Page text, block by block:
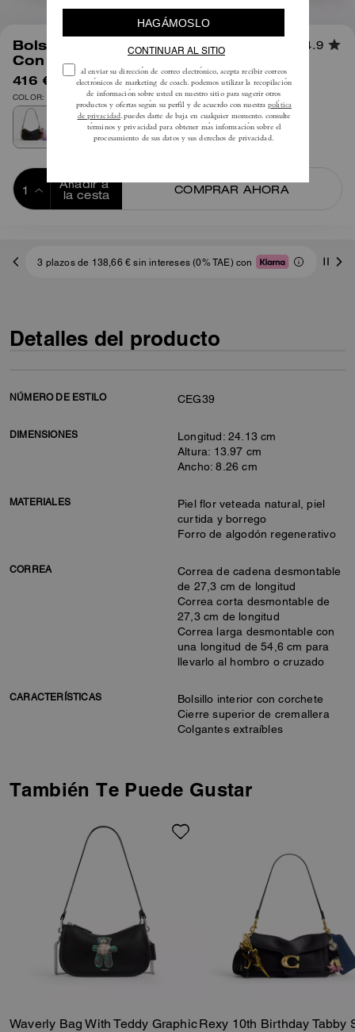
Bolso Waverly Rexy 10th Birthday
Con Charms
4.9
416 € 595 €
COLOR: Latón/Negro
Añadir a
la cesta
COMPRAR AHORA
3 plazos de 138,66 € sin intereses (0% TAE) con
Detalles del producto
NÚMERO DE ESTILO CEG39
DIMENSIONES
Longitud: 24.13 cm
Altura: 13.97 cm
Ancho: 8.26 cm
MATERIALES
Piel flor veteada natural, piel
curtida y borrego
Forro de algodón regenerativo
CORREA
Correa de cadena desmontable
de 27,3 cm de longitud
Correa corta desmontable de
27,3 cm de longitud
Correa larga desmontable con
una longitud de 54,6 cm para
llevarlo al hombro o cruzado
CARACTERÍSTICAS
Bolsillo interior con corchete
Cierre superior de cremallera
Colgantes extraíbles
También Te Puede Gustar
Waverly Bag With Teddy Graphic